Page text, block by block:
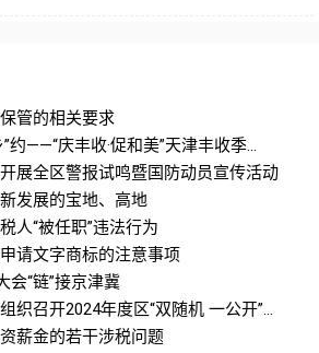
管的相关要求
”约——“庆丰收·促和美”天津丰收季...
展全区警报试鸣暨国防动员宣传活动
发展的宝地、高地
人“被任职”违法行为
请文字商标的注意事项
会“链”接京津冀
织召开2024年度区“双随机 一公开”...
薪金的若干涉税问题